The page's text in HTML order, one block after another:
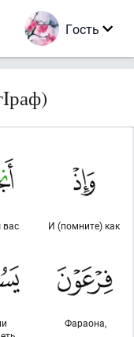
Гость
И (помните) как
вас
Фараона,